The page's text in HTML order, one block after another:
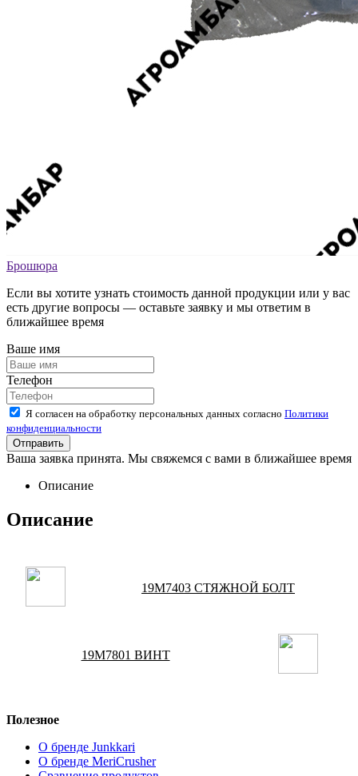
Брошюра
Если вы хотите узнать стоимость данной продукции или у вас
есть другие вопросы — оставьте заявку и мы ответим в
ближайшее время
Ваше имя
Телефон
Я согласен на обработку персональных данных согласно Политики
конфиденциальности
Ваша заявка принята. Мы свяжемся с вами в ближайшее время
Описание
Описание
19M7403 СТЯЖНОЙ БОЛТ
19M7801 ВИНТ
Полезное
О бренде Junkkari
О бренде MeriCrusher